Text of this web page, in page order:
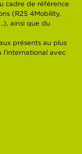
cadre de référence
(R2S 4Mobility,
ainsi que du
présents au plus
avec